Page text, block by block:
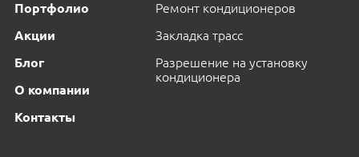
Портфолио
Акции
Блог
О компании
Контакты
Ремонт кондиционеров
Закладка трасс
Разрешение на установку
кондиционера